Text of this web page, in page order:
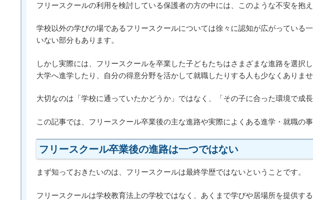
フリースクールの利用を検討している保護者の方の中には、このような不安を抱
学校以外の学びの場であるフリースクールについては徐々に認知が広がっている
いない部分もあります。
しかし実際には、フリースクールを卒業した子どもたちはさまざまな進路を選択
大学へ進学したり、自分の得意分野を活かして就職したりする人も少なくありませ
大切なのは「学校に通っていたかどうか」ではなく、「その子に合った環境で成
この記事では、フリースクール卒業後の主な進路や実際によくある進学・就職の
フリースクール卒業後の進路は一つではない
まず知っておきたいのは、フリースクールは最終学歴ではないということです。
フリースクールは学校教育法上の学校ではなく、あくまで学びや居場所を提供する